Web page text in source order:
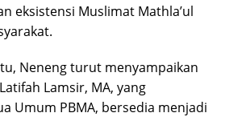
eksistensi Muslimat Mathla’ul
Neneng turut menyampaikan
Lamsir, MA, yang
Umum PBMA, bersedia menjadi